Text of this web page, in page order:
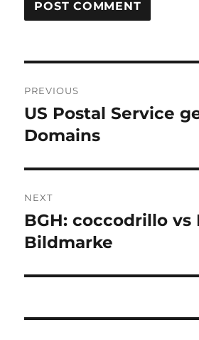
navigation
PREVIOUS
Previous
post:
US Postal Service
Domains
NEXT
Next
post:
BGH: coccodrillo vs
Bildmarke